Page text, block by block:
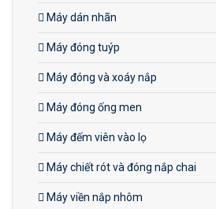
Máy dán nhãn
Máy đóng tuýp
Máy đóng và xoáy nắp
Máy đóng ống men
Máy đếm viên vào lọ
Máy chiết rót và đóng nắp chai
Máy viền nắp nhôm